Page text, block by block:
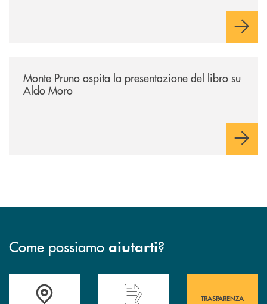
Monte Pruno ospita la presentazione del libro su
Aldo Moro
Come possiamo aiutarti?
Accedi all' elenco completo&nbsp; delle&nbsp; filiali&nbsp; di Banca
Hai bisogno di assistenza immediata?
TRASPARENZA